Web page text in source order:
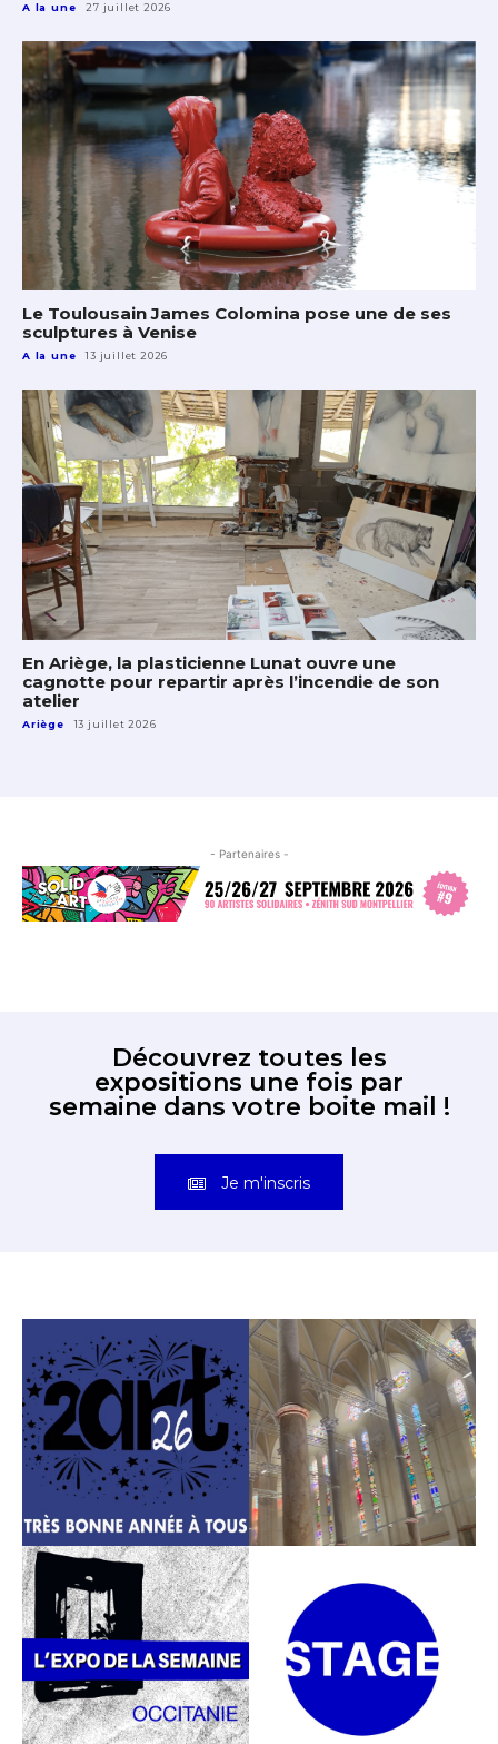
A la une 27 juillet 2026
Le Toulousain James Colomina pose une de ses
sculptures à Venise
A la une 13 juillet 2026
En Ariège, la plasticienne Lunat ouvre une
cagnotte pour repartir après l’incendie de son
atelier
Ariège 13 juillet 2026
- Partenaires -
Découvrez toutes les
expositions une fois par
semaine dans votre boite mail !
Je m'inscris